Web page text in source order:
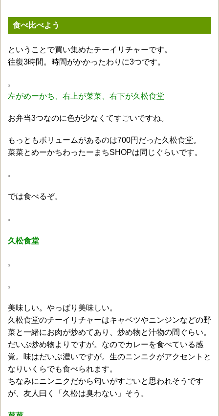
食べ比べよう
ということで買い集めたチーイリチャーです。
往復3時間。時間がかかったわりに3つです。
左がめーかち、右上が菜菜、右下が久松食堂
お弁当3つなのに色が少なくてすごいですね。
もっともボリュームがあるのは700円だった久松食堂。
菜菜とめーかちわったーまちSHOPは同じぐらいです。
では食べるぞ。
久松食堂
美味しい。やっぱり美味しい。
久松食堂のチーイリチャーはキャベツやニンジンなどの野
菜と一緒にお肉が炒めてあり、炒め物と汁物の間ぐらい。
だいぶ炒め物よりですが。なのでカレーを食べている感
覚。味はだいぶ濃いですが。生のニンニクがアクセントと
なりいくらでも食べられます。
ちなみにニンニクだから匂いがすごいと思われそうです
が、友人曰く「久松は臭わない」そう。